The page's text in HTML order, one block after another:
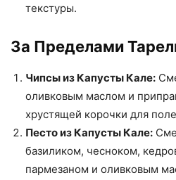
текстуры.
За Пределами
Чипсы из Капусты Кале:
оливковым маслом и
хрустящей корочки для
Песто из Капусты Кале:
базиликом, чесноком,
пармезаном и оливковым